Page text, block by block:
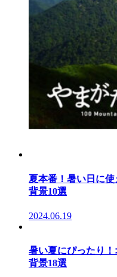
夏本番！暑い日に
背景10選
2024.06.19
暑い夏にぴったり
背景18選